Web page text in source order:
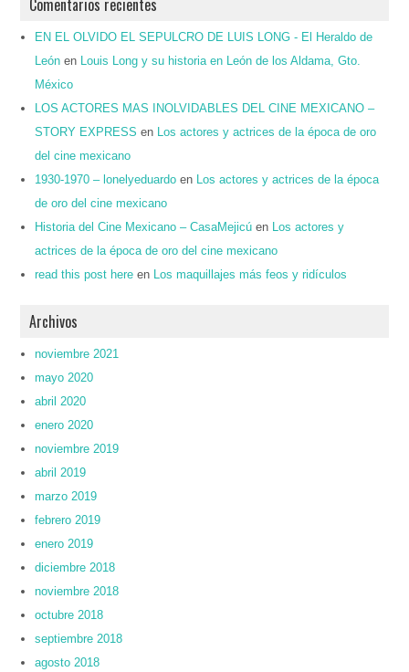
EN EL OLVIDO EL SEPULCRO DE LUIS LONG - El Heraldo de
León en
Louis Long y su historia en León de los Aldama, Gto.
México
LOS ACTORES MAS INOLVIDABLES DEL CINE MEXICANO –
STORY EXPRESS en
Los actores y actrices de la época de oro
del cine mexicano
1930-1970 – lonelyeduardo en
Los actores y actrices de la época
de oro del cine mexicano
Historia del Cine Mexicano – CasaMejicú en
Los actores y
actrices de la época de oro del cine mexicano
read this post here en Los maquillajes más feos y ridículos
Archivos
noviembre 2021
mayo 2020
abril 2020
enero 2020
noviembre 2019
abril 2019
marzo 2019
febrero 2019
enero 2019
diciembre 2018
noviembre 2018
octubre 2018
septiembre 2018
agosto 2018